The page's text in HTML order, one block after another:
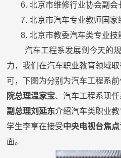
6. 北京市维修行业协会副会
7. 北京市汽车专业教师国家
8. 北京市教委汽车类专业技
汽车工程系发展到今天的
力，我们在汽车职业教育领域
可，下图为分别为汽车工程系
院总理温家宝、汽车工程系现
副总理刘延东介绍汽车类职业
学生李享在接受中央电视台焦
面。